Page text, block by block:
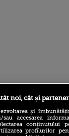
noi, cât și
și
sau accesarea
conținutului
profilurilor